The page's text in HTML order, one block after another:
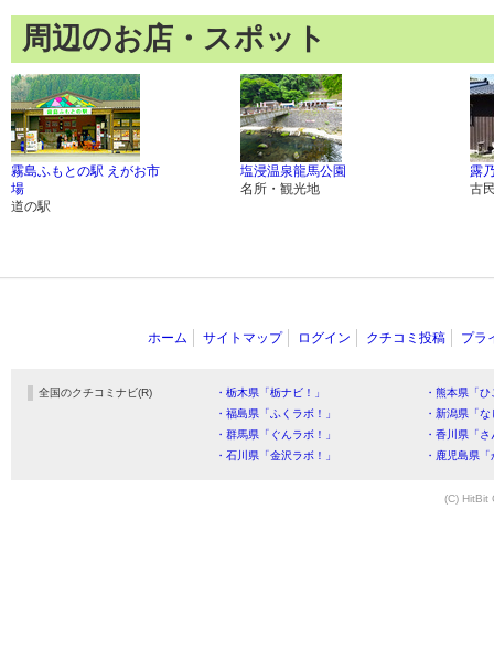
周辺のお店・スポット
霧島ふもとの駅 えがお市
場
道の駅
塩浸温泉龍馬公園
名所・観光地
露
古
ホーム サイトマップ ログイン クチコミ投稿 プラ
全国のクチコミナビ(R) ・栃木県「栃ナビ！」
・熊本県「
・福島県「ふくラボ！」
・新潟県「
・群馬県「ぐんラボ！」
・香川県「
・石川県「金沢ラボ！」
・鹿児島県
(C) HitBit